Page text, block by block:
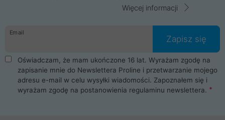
Więcej informacji
Email
Zapisz się
Oświadczam, że mam ukończone 16 lat. Wyrażam zgodę na
zapisanie mnie do Newslettera Proline i przetwarzanie mojego
adresu e-mail w celu wysyłki wiadomości. Zapoznałem się i
wyrażam zgodę na postanowienia regulaminu newslettera.